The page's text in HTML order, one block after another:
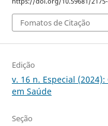
Fomatos de Citação
Edição
v. 16 n. Especial
em Saúde
Seção